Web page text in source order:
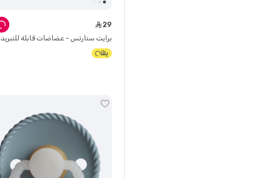
برايت ستارتس - عضاضات قابلة للتبريد
ê 29